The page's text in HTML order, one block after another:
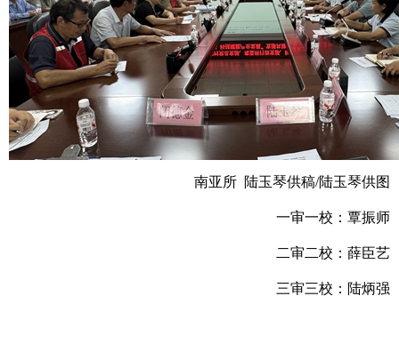
南亚所 陆玉琴供稿/陆玉琴供图
一审一校：覃振师
二审二校：薛臣艺
三审三校：陆炳强